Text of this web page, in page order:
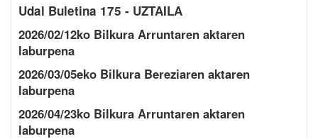
Udal Buletina 175 - UZTAILA
2026/02/12ko Bilkura Arruntaren aktaren
laburpena
2026/03/05eko Bilkura Bereziaren aktaren
laburpena
2026/04/23ko Bilkura Arruntaren aktaren
laburpena